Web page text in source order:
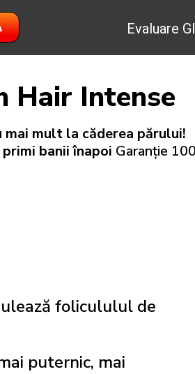
Evaluare
Hair Intense
mai mult la căderea părului!
banii înapoi Garanție
folicululul de
puternic, mai